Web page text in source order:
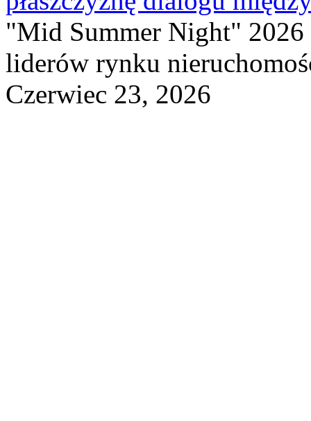
"Mid Summer Night" 2026
liderów rynku
Czerwiec 23, 2026